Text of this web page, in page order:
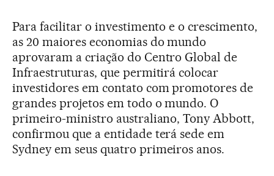
Para facilitar o investimento e o crescimento,
as 20 maiores economias do mundo
aprovaram a criação do Centro Global de
Infraestruturas, que permitirá colocar
investidores em contato com promotores de
grandes projetos em todo o mundo. O
primeiro-ministro australiano, Tony Abbott,
confirmou que a entidade terá sede em
Sydney em seus quatro primeiros anos.